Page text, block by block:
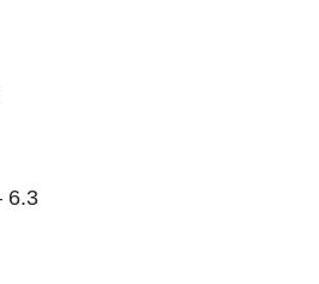
6.3